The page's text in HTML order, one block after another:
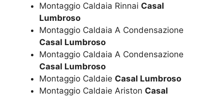
Montaggio Caldaia Rinnai Casal
Lumbroso
Montaggio Caldaia A Condensazione
Casal Lumbroso
Montaggio Caldaia A Condensazione
Casal Lumbroso
Montaggio Caldaie Casal Lumbroso
Montaggio Caldaie Ariston Casal